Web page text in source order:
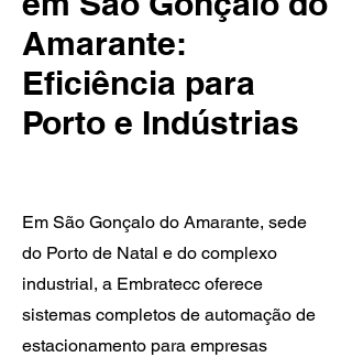
Amarante:
Eficiência para
Porto e Indústrias
Em São Gonçalo do Amarante, sede
do Porto de Natal e do complexo
industrial, a Embratecc oferece
sistemas completos de automação de
estacionamento para empresas